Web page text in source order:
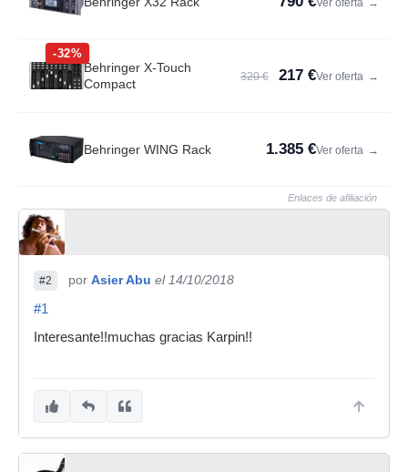
Ver oferta →
-32%
Behringer X-Touch
Compact
320 € 217 €Ver oferta →
Behringer WING Rack 1.385 €Ver oferta →
Enlaces de afiliación
#2 por Asier Abu el 14/10/2018
#1
Interesante!!muchas gracias Karpin!!